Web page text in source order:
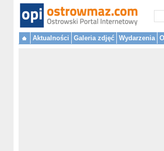
Aktualności Galeria zdjęć Wydarzenia